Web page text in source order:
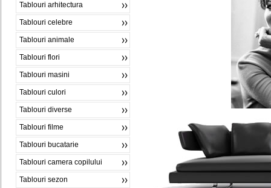
Tablouri arhitectura
Tablouri celebre
Tablouri animale
Tablouri flori
Tablouri masini
Tablouri culori
Tablouri diverse
Tablouri filme
Tablouri bucatarie
Tablouri camera copilului
Tablouri sezon